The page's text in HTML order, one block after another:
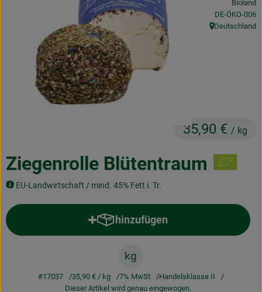
Obst & Gemüse
Frisches
Naturkost
Getränke
Lieferservice
Über uns
Infos
Geschäftskunden
Ziegenrolle Blütentraum
EU-Landwirtschaft / mind. 45% Fett i. Tr.
35,90 € / kg
Bioland
, Kontrollstelle:
DE-ÖKO-006
, Herkunft:
Deutschland
hinzufügen
Produkt zum Warenkorb
kg
#17037 35,90 € / kg 7% MwSt
Handelsklasse II
Dieser Artikel wird genau eingewogen.